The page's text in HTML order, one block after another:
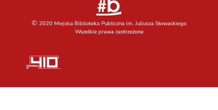
© 2020 Miejska Biblioteka Publiczna im. Juliusza Słowackiego
Wszelkie prawa zastrzeżone